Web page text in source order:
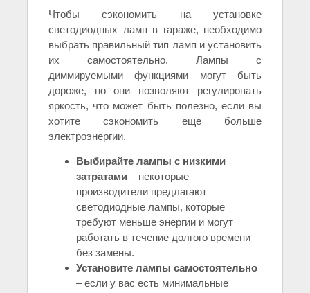
Чтобы сэкономить на установке
светодиодных ламп в гараже, необходимо
выбрать правильный тип ламп и установить
их самостоятельно. Лампы с
диммируемыми функциями могут быть
дороже, но они позволяют регулировать
яркость, что может быть полезно, если вы
хотите сэкономить еще больше
электроэнергии.
Выбирайте лампы с низкими
затратами – некоторые
производители предлагают
светодиодные лампы, которые
требуют меньше энергии и могут
работать в течение долгого времени
без замены.
Установите лампы самостоятельно
– если у вас есть минимальные